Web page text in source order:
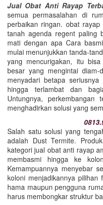
Jual Obat Anti Rayap
semua permasalahan di
perbaikan ringan. obat
tanah agenda regent paling
mati dengan apa Cara
mulai menunjukkan tanda-
yang mencurigakan, itu
besar yang mengintai
menyadari betapa
hingga terlambat dan
Untungnya, perkembangan
menghadirkan solusi yang
Salah satu solusi yang
adalah Dust Termite.
kategori jual obat anti rayap
membasmi hingga ke
Kemampuannya menyebar
koloni menjadikannya pilihan
hama maupun pengguna
harus membongkar struktur